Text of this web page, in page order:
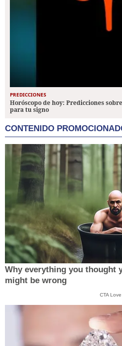
PREDICCIONES
Horóscopo de hoy: Predicciones
para tu signo
CONTENIDO
Why everything you thought
might be wrong
CTA Love